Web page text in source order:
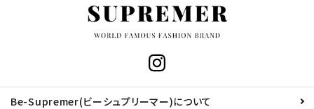
Be-Supremer(ビーシュプリーマー)について